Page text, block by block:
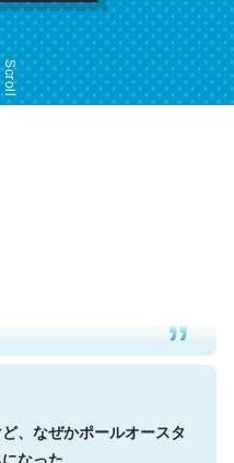
Scroll
なんだろうなと凄く思
もお勧め。自分はこの流
Covid hit. Shit.
ラーズ・ヌートバー
、なぜかポールオースタ
なった